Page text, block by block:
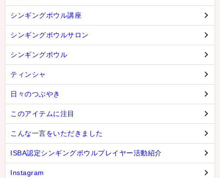
シンギングボウル講座
シンギングボウルサロン
シンギングボウル
ティンシャ
日々のつぶやき
このアイテムに注目
こんな一言をいただきました
ISBA認定シンギングボウルプレイヤー活動紹介
Instagram